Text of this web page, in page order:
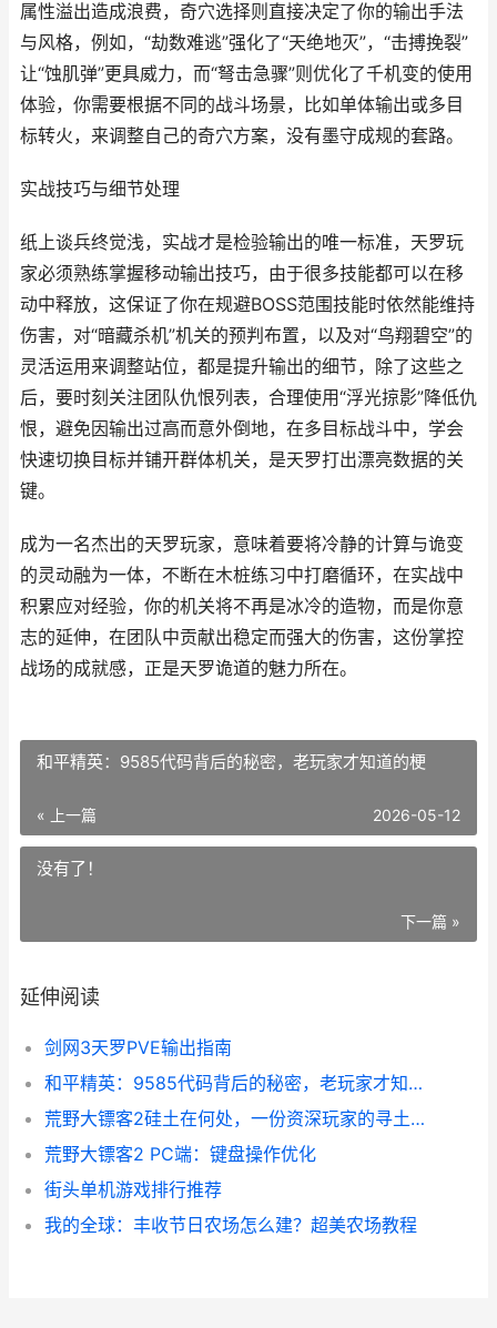
属性溢出造成浪费，奇穴选择则直接决定了你的输出手法
与风格，例如，“劫数难逃”强化了“天绝地灭”，“击搏挽裂”
让“蚀肌弹”更具威力，而“弩击急骤”则优化了千机变的使用
体验，你需要根据不同的战斗场景，比如单体输出或多目
标转火，来调整自己的奇穴方案，没有墨守成规的套路。
实战技巧与细节处理
纸上谈兵终觉浅，实战才是检验输出的唯一标准，天罗玩
家必须熟练掌握移动输出技巧，由于很多技能都可以在移
动中释放，这保证了你在规避BOSS范围技能时依然能维持
伤害，对“暗藏杀机”机关的预判布置，以及对“鸟翔碧空”的
灵活运用来调整站位，都是提升输出的细节，除了这些之
后，要时刻关注团队仇恨列表，合理使用“浮光掠影”降低仇
恨，避免因输出过高而意外倒地，在多目标战斗中，学会
快速切换目标并铺开群体机关，是天罗打出漂亮数据的关
键。
成为一名杰出的天罗玩家，意味着要将冷静的计算与诡变
的灵动融为一体，不断在木桩练习中打磨循环，在实战中
积累应对经验，你的机关将不再是冰冷的造物，而是你意
志的延伸，在团队中贡献出稳定而强大的伤害，这份掌控
战场的成就感，正是天罗诡道的魅力所在。
和平精英：9585代码背后的秘密，老玩家才知道的梗
« 上一篇 2026-05-12
没有了！
下一篇 »
延伸阅读
剑网3天罗PVE输出指南
和平精英：9585代码背后的秘密，老玩家才知道的梗
荒野大镖客2硅土在何处，一份资深玩家的寻土指南
荒野大镖客2 PC端：键盘操作优化
街头单机游戏排行推荐
我的全球：丰收节日农场怎么建？超美农场教程